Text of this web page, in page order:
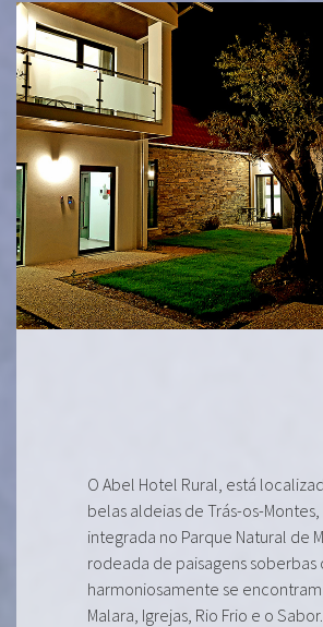
O Abel Hotel Rural, está
belas aldeias de Trás-os-
integrada no Parque Natural de
rodeada de paisagens soberbas
harmoniosamente se
Malara, Igrejas, Rio Frio e o Sabor.